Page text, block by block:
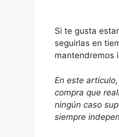
Si te gusta
seguirlas en
mantendremos
En este
compra que
ningún caso
siempre